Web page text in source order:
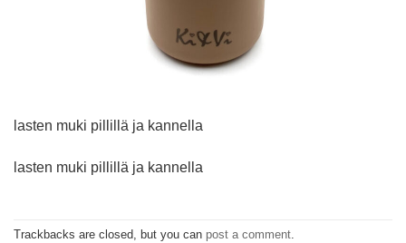
lasten muki pillillä ja kannella
lasten muki pillillä ja kannella
Trackbacks are closed, but you can post a comment.